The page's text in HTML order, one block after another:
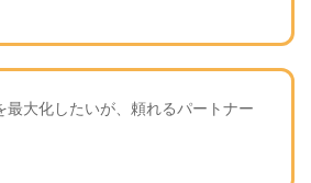
最大化したいが、頼れるパートナー